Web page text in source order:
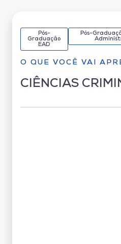
Pós-
Graduação
EAD
Pós-
O QUE VOCÊ VAI
CIÊNCIAS